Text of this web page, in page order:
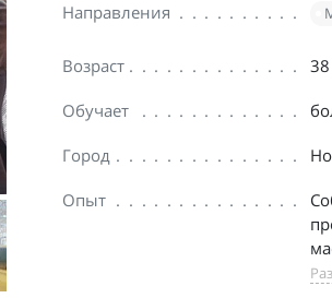
Направления
Возраст
Обучает
Город
Опыт